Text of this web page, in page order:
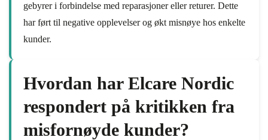
gebyrer i forbindelse med reparasjoner eller returer. Dette
har ført til negative opplevelser og økt misnøye hos enkelte
kunder.
Hvordan har Elcare Nordic
respondert på kritikken fra
misfornøyde kunder?